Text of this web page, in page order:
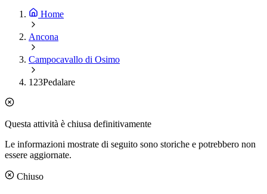
Home
Ancona
Campocavallo di Osimo
123Pedalare
Questa attività è chiusa definitivamente
Le informazioni mostrate di seguito sono storiche e potrebbero non
essere aggiornate.
Chiuso